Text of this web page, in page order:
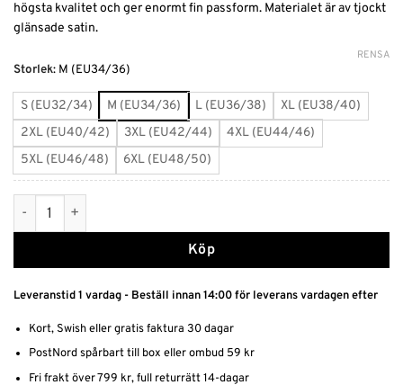
högsta kvalitet och ger enormt fin passform. Materialet är av tjockt
glänsade satin.
Storlek: M (EU34/36)
S (EU32/34) M (EU34/36) L (EU36/38)
XL (EU38/40)
2XL (EU40/42)
3XL (EU42/44)
4XL (EU44/46)
5XL (EU46/48)
6XL (EU48/50)
RENSA
Kort gotisk midjekorsett stålben mängd
Köp
Alternative:
Leveranstid 1 vardag - Beställ innan 14:00 för leverans vardagen efter
Kort, Swish eller gratis faktura 30 dagar
PostNord spårbart till box eller ombud 59 kr
Fri frakt över 799 kr, full returrätt 14-dagar